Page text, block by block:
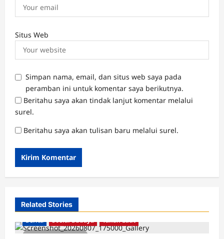
Situs Web
Simpan nama, email, dan situs web saya pada
peramban ini untuk komentar saya berikutnya.
Beritahu saya akan tindak lanjut komentar melalui
surel.
Beritahu saya akan tulisan baru melalui surel.
Related Stories
2 minutes read
Berita Sosial Budaya Tanah Laut